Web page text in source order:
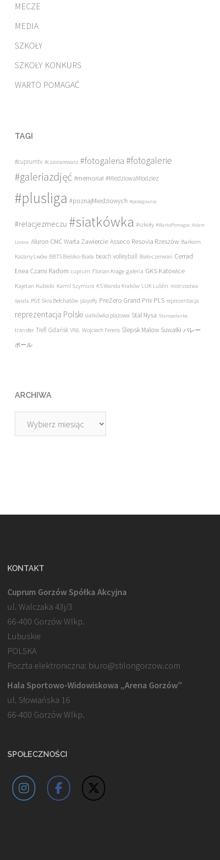
MECZE
MEDIA
SZKOŁY
SZKOŁY KONKURS
WARTO POMAGAĆ
TAGI
#cuprumtv #czasnarewanż #fotogaleria #fotogalerie
#galeriazdjęć #memoriał #MiedziowaMlodziez
#plusliga #poznajMiedziowych #pożegnania
#relacjezmeczu #siatkówka #szkoły #WartoPomagac Adam
Lorenc Aluron CMC Warta Zawiercie Asseco Resovia Rzeszów Barkom
Każany Lwów BBTS Bielsko-Biała beach volleyball Biało-czerwoni Cerrad
Enea Czarni Radom cuprum Florian Krage galeria GKS Katowice
Kajetan Kubicki Kamil Szymura KS Wanda Kraków LUK Lublin mistrzostwa
świata PGE Skra Bełchatów playoffy PreZero Grand Prix PLS reprezentacja
reprezentacja Polski siatkówka plażowa Stal Nysa Staropolanka
transfer Trefl Gdańsk VNL Wojciech Ferens Ślepsk Malow Suwałki バレー
ボール
ARCHIWA
Archiwa
KONTAKT
Cuprum Gorzów Spółka Akcyjna
ul. Walczaka 43j/3
66-400 Gorzów Wlkp.
Lubuskie
POLSKA
Poczta elektroniczna: biuro@stilongorzow.com
Hala Sportowo-Widowiskowa „Arena Gorzów”
ul. Słowiańska 16
66-400 Gorzów Wlkp.
SPOŁECZNOŚCI